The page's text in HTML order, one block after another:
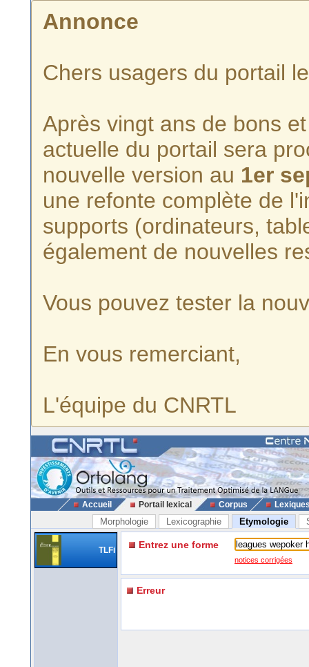
Annonce
Chers usagers du portail
Après vingt ans de bons
actuelle du portail sera
nouvelle version au 1er
une refonte complète de
supports (ordinateurs,
également de nouvelles
Vous pouvez tester la
En vous remerciant,
L'équipe du CNRTL
Accueil Portail lexical Corpus
Morphologie Lexicographie Etymologie
TLFi Entrez une forme
notices corrigées
Erreur